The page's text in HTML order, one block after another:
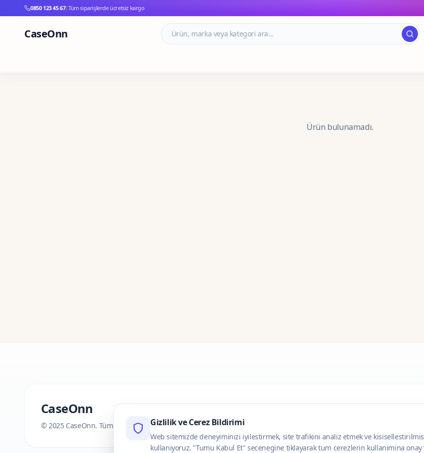
0850 123 45 67|Tüm siparişlerde ücretsiz kargo
CaseOnn
Ürün bulunamadı.
CaseOnn
© 2025 CaseOnn. Tüm hakları saklıdır.Gizlilik ve Cerez Bildirimi
Web sitemizde deneyiminizi iyilestirmek, site trafikini analiz etmek ve
kullaniyoruz. "Tumu Kabul Et" secenegine tiklayarak tum cerezlerin kullanimina